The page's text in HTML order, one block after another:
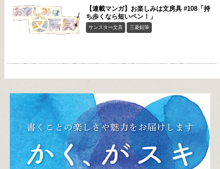
【連載マンガ】お楽しみは文房具 #108「持
ち歩くなら短いペン！」
サンスター文具 三菱鉛筆